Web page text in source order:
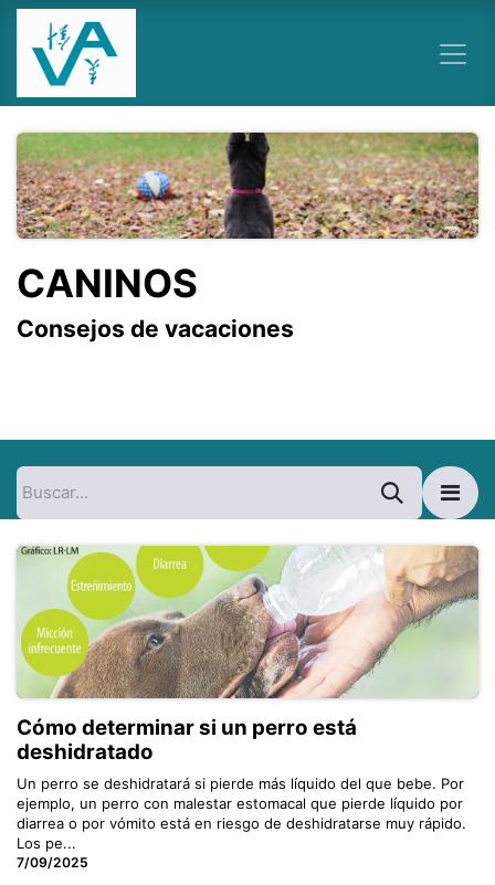
Ir al contenido
CANINOS
Consejos de vacaciones
Cómo determinar si un perro está
deshidratado
Un perro se deshidratará si pierde más líquido del que bebe. Por
ejemplo, un perro con malestar estomacal que pierde líquido por
diarrea o por vómito está en riesgo de deshidratarse muy rápido.
Los pe...
7/09/2025